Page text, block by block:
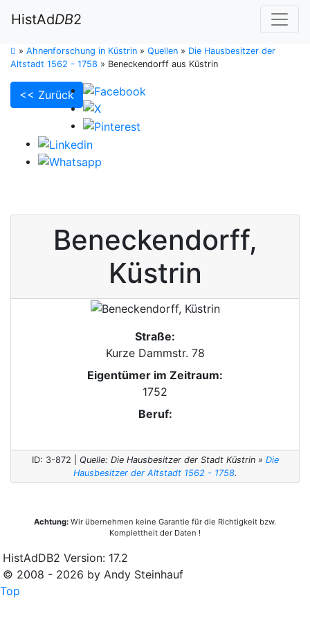
HistAdDB2
» Ahnenforschung in Küstrin » Quellen » Die Hausbesitzer der
Altstadt 1562 - 1758 » Beneckendorff aus Küstrin
<< Zurück
Beneckendorff,
Küstrin
Straße:
Kurze Dammstr. 78
Eigentümer im Zeitraum:
1752
Beruf:
ID: 3-872 | Quelle: Die Hausbesitzer der Stadt Küstrin » Die
Hausbesitzer der Altstadt 1562 - 1758.
Achtung: Wir übernehmen keine Garantie für die Richtigkeit bzw.
Komplettheit der Daten !
HistAdDB2 Version: 17.2
© 2008 - 2026 by Andy Steinhauf
Top